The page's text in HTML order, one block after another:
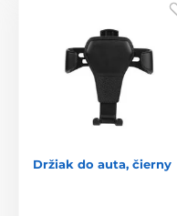
Držiak do auta, čierny